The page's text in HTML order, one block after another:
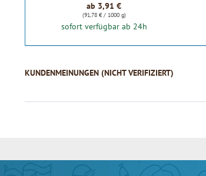
ab 3,91 €
(91,78 € / 1000 g)
sofort verfügbar ab 24h
KUNDENMEINUNGEN (NICHT VERIFIZIERT)